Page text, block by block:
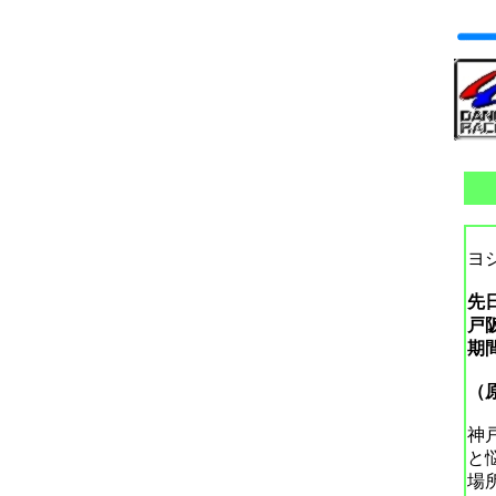
ヨ
先
戸
期
神
と
場